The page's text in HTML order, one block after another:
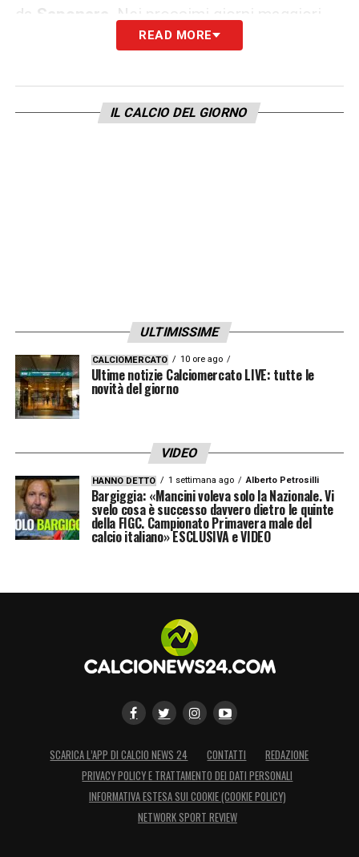
da Saponara
. Nei prossimi giorni maggiori
indicazioni sul suo problema.
LA PLAYLIST DELLE NOSTRE TOP NEWS
READ MORE
IL CALCIO DEL GIORNO
ULTIMISSIME
CALCIOMERCATO 10 ore ago
Ultime notizie Calciomercato LIVE: tutte le
novità del giorno
VIDEO
HANNO DETTO 1 settimana ago Alberto Petrosilli
Bargiggia: «Mancini voleva solo la Nazionale. Vi
svelo cosa è successo davvero dietro le quinte
della FIGC. Campionato Primavera male del
calcio italiano» ESCLUSIVA e VIDEO
SCARICA L’APP DI CALCIO NEWS 24 CONTATTI
REDAZIONE
PRIVACY POLICY E TRATTAMENTO DEI DATI PERSONALI
INFORMATIVA ESTESA SUI COOKIE (COOKIE POLICY)
NETWORK SPORT REVIEW